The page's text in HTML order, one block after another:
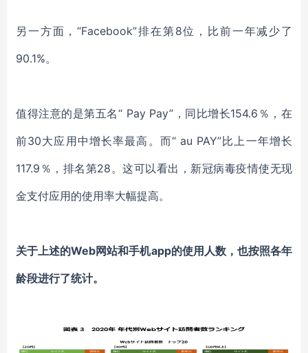
另一方面，“Facebook”排在第8位，比前一年减少了
90.1%。
值得注意的是第五名“ Pay Pay”，同比增长154.6％，在
前30大应用中增长率最高。而“ au PAY”比上一年增长
117.9％，排名第28。这可以看出，新冠病毒疫情使无现
金支付应用的使用率大幅提高。
关于上述的Web网站和手机app的使用人数，也按照各年
龄段进行了统计。